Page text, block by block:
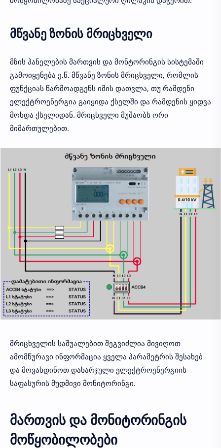
მწვანე ზონის მრიცხველი
მზის პანელების მართვის და მონტორინგის სისტემაში
გამოიყენება ე.წ. მწვანე ზონის მრიცხველი, რომლის
ფუნქციას წარმოადგენს იმის დათვლა, თუ რამდენი
ელექტროენერგია გაიყიდა ქსელში და რამდენის ყიდვა
მოხდა ქსელიდან. მრიცხველი მუშაობს ორი
მიმართულებით.
მრიცხველის საშუალებით შეგვიძლია მივიღოთ
ამომწურავი ინფორმაცია ყველა პარამეტრის შესახებ
და მოვახდინოთ დახარჯული ელექტროენერგიის
საფასურის მუდმივი მონიტორინგი.
მართვის და მონიტორინგის
მოწყობილობები